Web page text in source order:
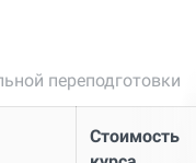
переподготовки
Стоимость